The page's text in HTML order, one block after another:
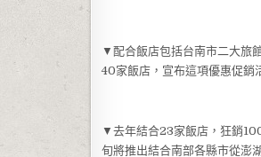
▼配合飯店包括台南市二大旅
40家飯店，宣布這項優惠促銷
▼去年結合23家飯店，狂銷
旬將推出結合南部各縣市從澎